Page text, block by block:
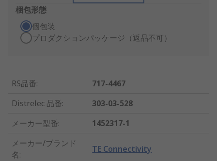
梱包形態
個包装
プロダクションパッケージ（返品不可）
RS品番:
717-4467
Distrelec 品番:
303-03-528
メーカー型番:
1452317-1
メーカー/ブランド
名:
TE Connectivity